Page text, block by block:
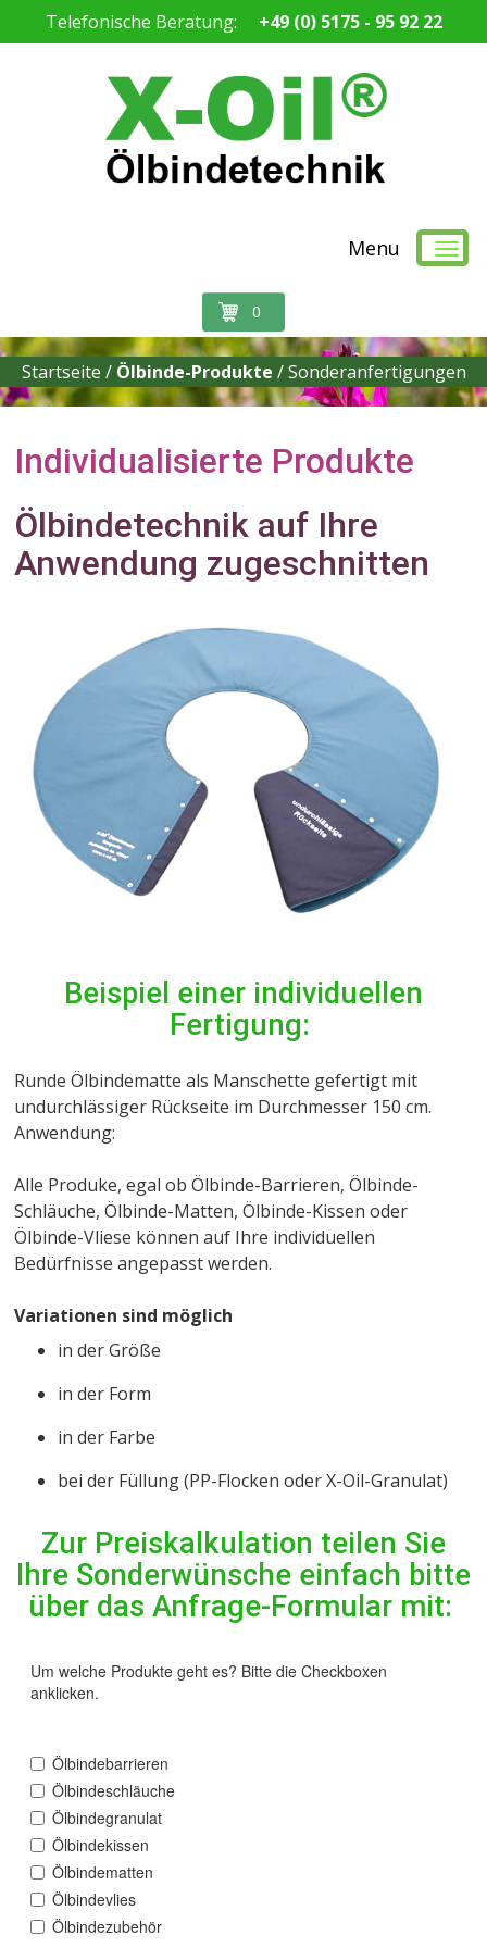
Telefonische Beratung: +49 (0) 5175 - 95 92 22
Menu
0
Startseite / Ölbinde-Produkte / Sonderanfertigungen
Individualisierte Produkte
Ölbindetechnik auf Ihre
Anwendung zugeschnitten
Beispiel einer individuellen
Fertigung:
Runde Ölbindematte als Manschette gefertigt mit
undurchlässiger Rückseite im Durchmesser 150 cm.
Anwendung:
Alle Produke, egal ob Ölbinde-Barrieren, Ölbinde-
Schläuche, Ölbinde-Matten, Ölbinde-Kissen oder
Ölbinde-Vliese können auf Ihre individuellen
Bedürfnisse angepasst werden.
Variationen sind möglich
in der Größe
in der Form
in der Farbe
bei der Füllung (PP-Flocken oder X-Oil-Granulat)
Zur Preiskalkulation teilen Sie
Ihre Sonderwünsche einfach bitte
über das Anfrage-Formular mit: